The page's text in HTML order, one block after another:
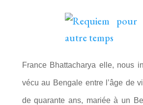
France Bhattacharya elle, nous
vécu au Bengale entre l’âge de
de quarante ans, mariée à un